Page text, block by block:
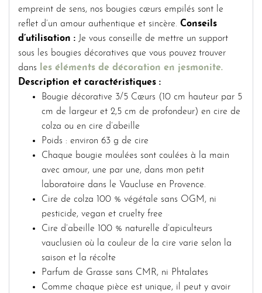
empreint de sens, nos bougies cœurs empilés sont le
reflet d’un amour authentique et sincère. Conseils
d’utilisation : Je vous conseille de mettre un support
sous les bougies décoratives que vous pouvez trouver
dans
les éléments de décoration en jesmonite.
Description et caractéristiques :
Bougie décorative 3/5 Cœurs (10 cm hauteur par 5
cm de largeur et 2,5 cm de profondeur) en cire de
colza ou en cire d’abeille
Poids : environ 63 g de cire
Chaque bougie moulées sont coulées à la main
avec amour, une par une, dans mon petit
laboratoire dans le Vaucluse en Provence.
Cire de colza 100 % végétale sans OGM, ni
pesticide, vegan et cruelty free
Cire d’abeille 100 % naturelle d’apiculteurs
vauclusien où la couleur de la cire varie selon la
saison et la récolte
Parfum de Grasse sans CMR, ni Phtalates
Comme chaque pièce est unique, il peut y avoir